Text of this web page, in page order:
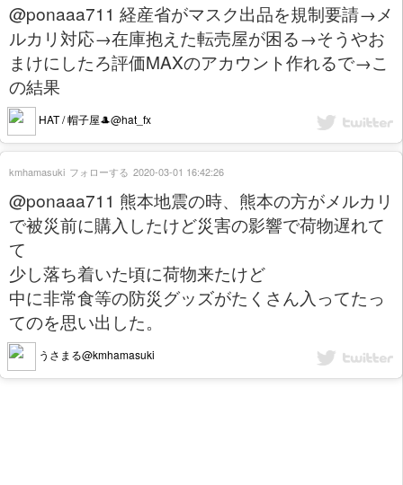
@ponaaa711 経産省がマスク出品を規制要請→メ
ルカリ対応→在庫抱えた転売屋が困る→そうやお
まけにしたろ評価MAXのアカウント作れるで→こ
の結果
HAT / 帽子屋🎩@hat_fx
@ponaaa711 熊本地震の時、熊本の方がメルカリ
で被災前に購入したけど災害の影響で荷物遅れて
て
少し落ち着いた頃に荷物来たけど
中に非常食等の防災グッズがたくさん入ってたっ
てのを思い出した。
うさまる@kmhamasuki
kmhamasuki フォローする 2020-03-01 16:42:26